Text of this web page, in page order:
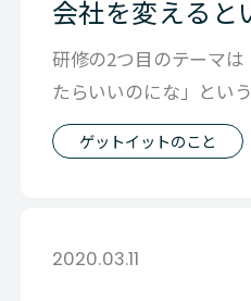
会社を変えると
研修の2つ目のテーマ
たらいいのにな」とい
会社は変わりません 変
ゲットイットのこと
2020.03.11